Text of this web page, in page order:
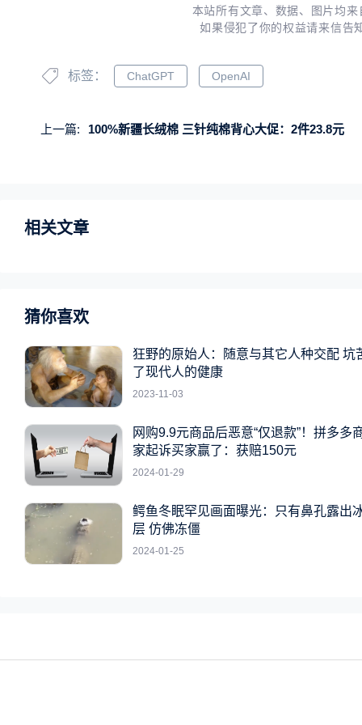
本站所有文章、数据、图片均
如果侵犯了你的权益请来信告
标签： ChatGPT OpenAI
上一篇: 100%新疆长绒棉 三针纯棉背心大促：2件23.8元
相关文章
猜你喜欢
狂野的原始人：随意与其它人种交配 坑
了现代人的健康
2023-11-03
网购9.9元商品后恶意“仅退款”！拼多多
家起诉买家赢了：获赔150元
2024-01-29
鳄鱼冬眠罕见画面曝光：只有鼻孔露出
层 仿佛冻僵
2024-01-25